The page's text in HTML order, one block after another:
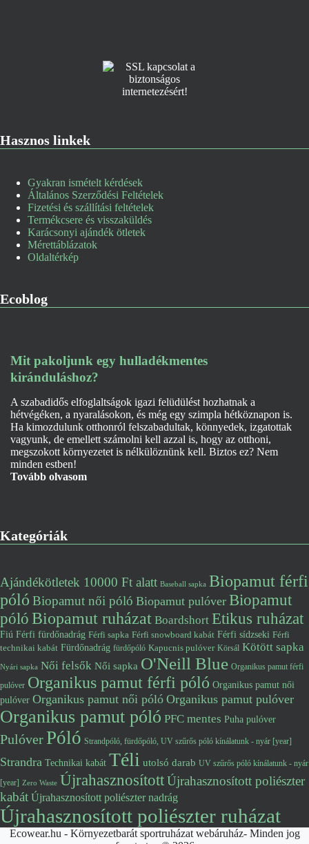
Hasznos linkek
Gyakran ismételt kérdések
Általános Szerződési Feltételek
Fizetési és szállítási feltételek
Termékcsere és visszaküldés
Karácsonyi ajándék ötletek
Mérettáblázatok
Oldaltérkép
Ecoblog
Mit pakoljunk egy hulladékmentes
kiránduláshoz?
A szabadidős elfoglaltságok igazi felüdülést hozhatnak a
hétvégéken, a nyaralásokon, és még egy szimpla hétköznapon is.
Ha kimozdulunk otthonról felszabadultak, könnyedek, izgatottak
vagyunk, de emellett számolni kell azzal is, hogy az otthoni,
megszokott környezetet is nélkülöznünk kell. Biztos ez? Nem
minden estben!
Tovább olvasom
Kategóriák
Ajándékötletek 10000 Ft alatt Baseball sapka Biopamut férfi
póló Biopamut női póló Biopamut pulóver Biopamut
pólóBiopamut ruházat Boardshort Etikus ruházat
Fiú Férfi fürdőnadrág Férfi sapka Férfi snowboard kabát Férfi sídzseki Férfi
technikai kabát Fürdőnadrág fürdőpóló Kapucnis pulóver Körsál Kötött sapka
Nyári sapka Női felsők Női sapka O'Neill Blue Organikus pamut férfi
pulóver Organikus pamut férfi póló Organikus pamut női
pulóver Organikus pamut női póló Organikus pamut pulóver
Organikus pamut póló PFC mentes Puha pulóver
PulóverPóló Strandpóló, fürdőpóló, UV szűrős póló kínálatunk - nyár [year]
Strandra Technikai kabát Téli utolsó darab UV szűrős póló kínálatunk - nyár
[year] Zero Waste ÚjrahasznosítottÚjrahasznosított poliészter
kabát Újrahasznosított poliészter nadrág
Újrahasznosított poliészter ruházat
Ecowear.hu - Környezetbarát sportruházat webáruház- Minden jog